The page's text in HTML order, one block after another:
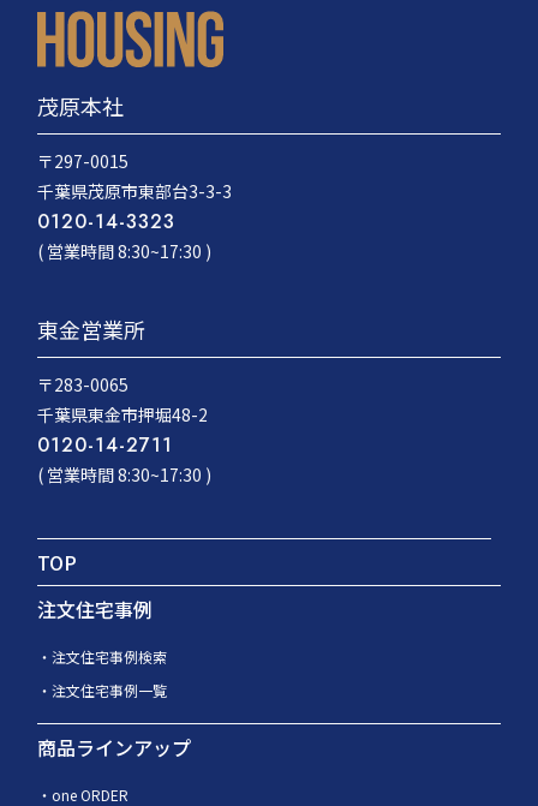
茂原本社
〒297-0015
千葉県茂原市東部台3-3-3
0120-14-3323
( 営業時間 8:30~17:30 )
東金営業所
〒283-0065
千葉県東金市押堀48-2
0120-14-2711
( 営業時間 8:30~17:30 )
TOP
注文住宅事例
注文住宅事例検索
注文住宅事例一覧
商品ラインアップ
one ORDER